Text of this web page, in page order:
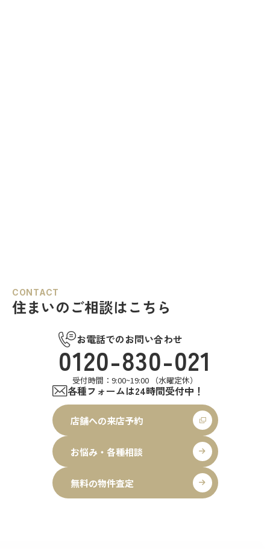
CONTACT
住まいのご相談はこちら
お電話でのお問い合わせ
0120-830-021
受付時間：9:00~19:00 （水曜定休）
各種フォームは24時間受付中！
店舗への来店予約
お悩み・各種相談
無料の物件査定